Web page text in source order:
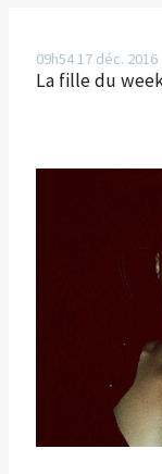
09h5417 déc. 2016
La fille du